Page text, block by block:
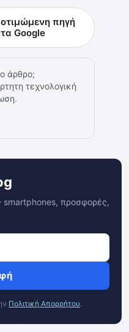
πηγή
Google
άρθρο;
τεχνολογική
προσφορές,
Πολιτική Απορρήτου.